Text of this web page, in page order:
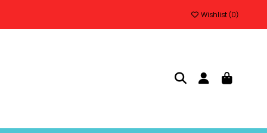
Wishlist (0)